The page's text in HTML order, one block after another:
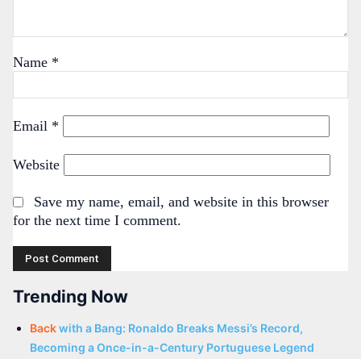
Name *
Email *
Website
Save my name, email, and website in this browser
for the next time I comment.
Trending Now
Backwith a Bang: Ronaldo Breaks Messi’s Record,
Becoming a Once-in-a-Century Portuguese Legend